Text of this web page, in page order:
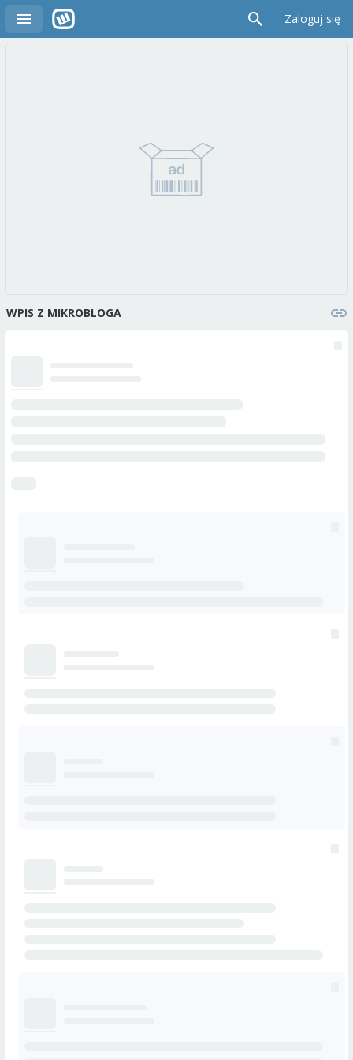
Zaloguj się
WPIS Z MIKROBLOGA